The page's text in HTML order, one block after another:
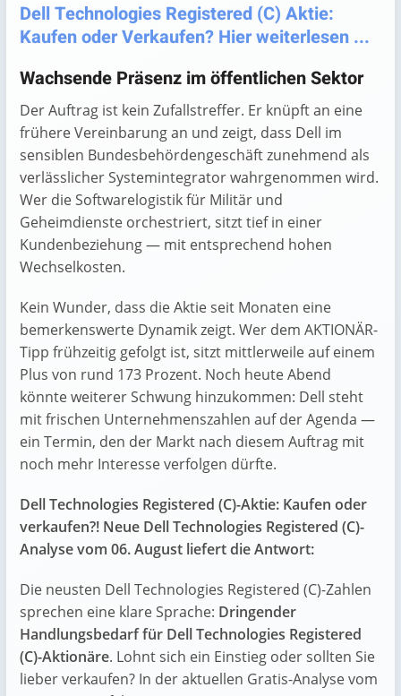
Dell Technologies Registered (C) Aktie:
Kaufen oder Verkaufen? Hier weiterlesen ...
Wachsende Präsenz im öffentlichen Sektor
Der Auftrag ist kein Zufallstreffer. Er knüpft an eine
frühere Vereinbarung an und zeigt, dass Dell im
sensiblen Bundesbehördengeschäft zunehmend als
verlässlicher Systemintegrator wahrgenommen wird.
Wer die Softwarelogistik für Militär und
Geheimdienste orchestriert, sitzt tief in einer
Kundenbeziehung — mit entsprechend hohen
Wechselkosten.
Kein Wunder, dass die Aktie seit Monaten eine
bemerkenswerte Dynamik zeigt. Wer dem AKTIONÄR-
Tipp frühzeitig gefolgt ist, sitzt mittlerweile auf einem
Plus von rund 173 Prozent. Noch heute Abend
könnte weiterer Schwung hinzukommen: Dell steht
mit frischen Unternehmenszahlen auf der Agenda —
ein Termin, den der Markt nach diesem Auftrag mit
noch mehr Interesse verfolgen dürfte.
Dell Technologies Registered (C)-Aktie: Kaufen oder
verkaufen?! Neue Dell Technologies Registered (C)-
Analyse vom 06. August liefert die Antwort:
Die neusten Dell Technologies Registered (C)-Zahlen
sprechen eine klare Sprache: Dringender
Handlungsbedarf für Dell Technologies Registered
(C)-Aktionäre. Lohnt sich ein Einstieg oder sollten Sie
lieber verkaufen? In der aktuellen Gratis-Analyse vom